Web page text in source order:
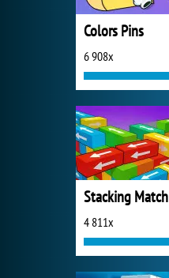
Colors Pins
6 908x
Stacking Match
4 811x